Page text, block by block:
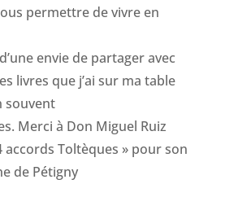
permettre de vivre en
envie de partager avec
livres que j’ai sur ma table
souvent
Merci à Don Miguel Ruiz
accords Toltèques » pour son
de Pétigny